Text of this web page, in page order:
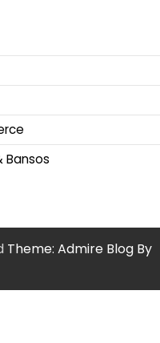
Bansos
Theme: Admire Blog By